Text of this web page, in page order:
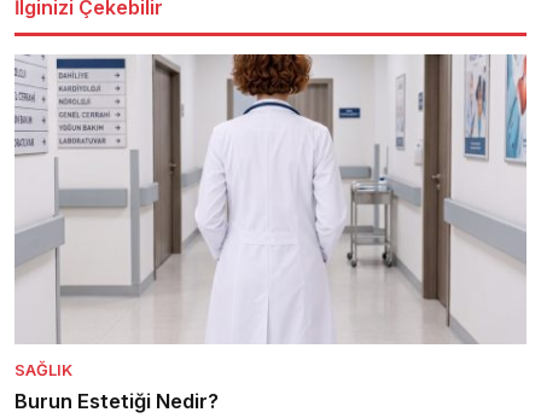
İlginizi Çekebilir
SAĞLIK
Burun Estetiği Nedir?